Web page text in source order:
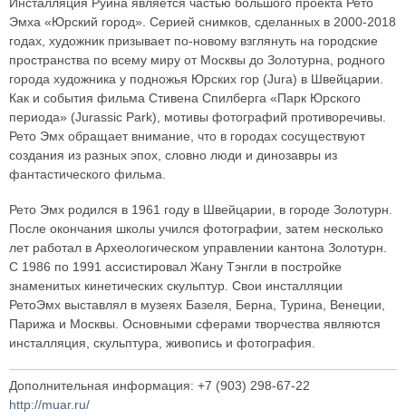
Эмха «Юрский город». Серией снимков, сделанных в 2000-2018
годах, художник призывает по-новому взглянуть на городские
пространства по всему миру от Москвы до Золотурна, родного
города художника у подножья Юрских гор (Jura) в Швейцарии.
Как и события фильма Стивена Спилберга «Парк Юрского
периода» (Jurassic Park), мотивы фотографий противоречивы.
Рето Эмх обращает внимание, что в городах сосуществуют
создания из разных эпох, словно люди и динозавры из
фантастического фильма.
Рето Эмх родился в 1961 году в Швейцарии, в городе Золотурн.
После окончания школы учился фотографии, затем несколько
лет работал в Археологическом управлении кантона Золотурн.
С 1986 по 1991 ассистировал Жану Тэнгли в постройке
знаменитых кинетических скульптур. Свои инсталляции
РетоЭмх выставлял в музеях Базеля, Берна, Турина, Венеции,
Парижа и Москвы. Основными сферами творчества являются
инсталляция, скульптура, живопись и фотография.
Дополнительная информация: +7 (903) 298-67-22
http://muar.ru/